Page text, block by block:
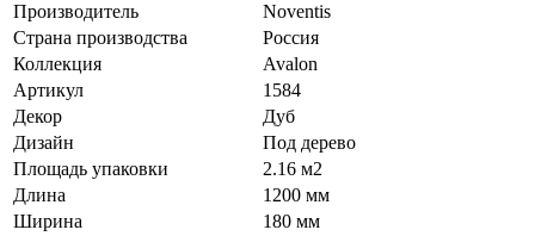
Производитель
Noventis
Страна производства
Россия
Коллекция
Avalon
Артикул
1584
Декор
Дуб
Дизайн
Под дерево
Площадь упаковки
2.16 м2
Длина
1200 мм
Ширина
180 мм